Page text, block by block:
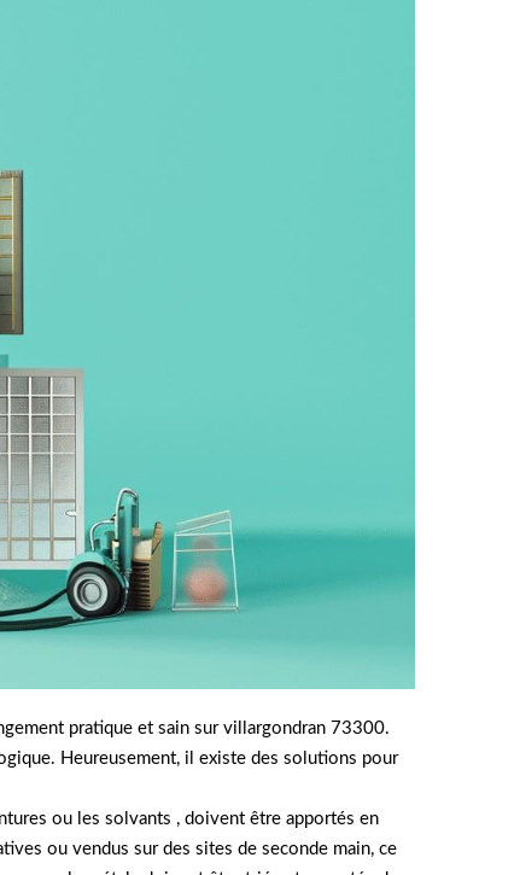
pratique et sain sur villargondran 73300.
Heureusement, il existe des solutions pour
ou les solvants , doivent être apportés en
ou vendus sur des sites de seconde main, ce